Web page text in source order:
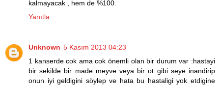
kalmayacak , hem de %100.
Yanıtla
Unknown 5 Kasım 2013 04:23
1 kanserde cok ama cok önemli olan bir durum var :hastayi
bir sekilde bir made meyve veya bir ot gibi seye inandirip
onun iyi geldigini söylep ve hata bu hastaligi yok etdigine